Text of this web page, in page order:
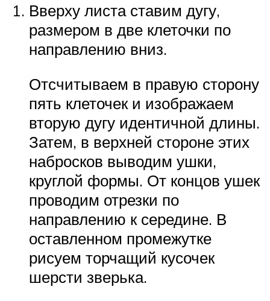
Вверху листа ставим дугу,
размером в две клеточки по
направлению вниз.
Отсчитываем в правую сторону
пять клеточек и изображаем
вторую дугу идентичной длины.
Затем, в верхней стороне этих
набросков выводим ушки,
круглой формы. От концов ушек
проводим отрезки по
направлению к середине. В
оставленном промежутке
рисуем торчащий кусочек
шерсти зверька.